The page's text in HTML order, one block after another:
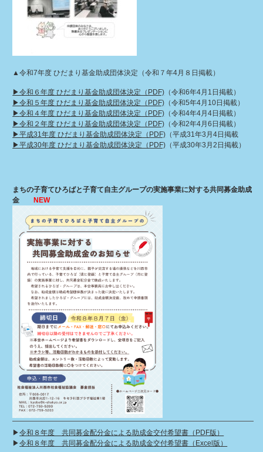
▲令和7年度 ひだまり基金助成団体決定（令和７年4月８日掲載）
▶︎令和６年度 ひだまり基金助成団体決定（PDF) （令和6年4月1日掲載）
▶︎令和５年度 ひだまり基金助成団体決定（PDF) （令和5年4月10日掲載）
▶︎令和４年度 ひだまり基金助成団体決定（PDF) （令和4年4月4日掲載）
▶︎令和２年度 ひだまり基金助成団体決定（PDF) （令和2年4月6日掲載）
▶︎平成31年度 ひだまり基金助成団体決定（PDF) （平成31年3月4日掲載
▶︎平成30年度 ひだまり基金助成団体決定（PDF) （平成30年3月2日掲載）
まちの子育てひろばと子育て自主グループの実施事業に対する共同募金助成
金
NEW
▶︎令和８年度 共同募金配分金による助成金交付希望書（PDF版）
▶︎令和８年度 共同募金配分金による助成金交付希望書（Excel版）